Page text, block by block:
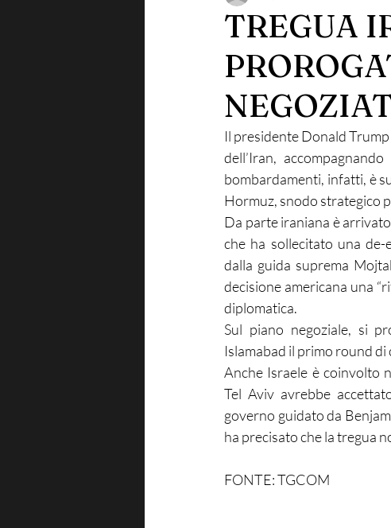
TREGUA
Il presidente Donald
dell’Iran,
bombardamenti, infatti, è
Hormuz, snodo strategico
Da parte iraniana è
che ha sollecitato una de-
dalla guida suprema
decisione americana una
diplomatica.
Sul piano negoziale, si
Islamabad il primo round
Anche Israele è coinvolto
Tel Aviv avrebbe
governo guidato da
ha precisato che la tregua
FONTE: TGCOM